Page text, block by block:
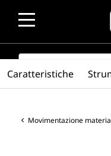
SEARCH
Movimentazione
Caratteristiche